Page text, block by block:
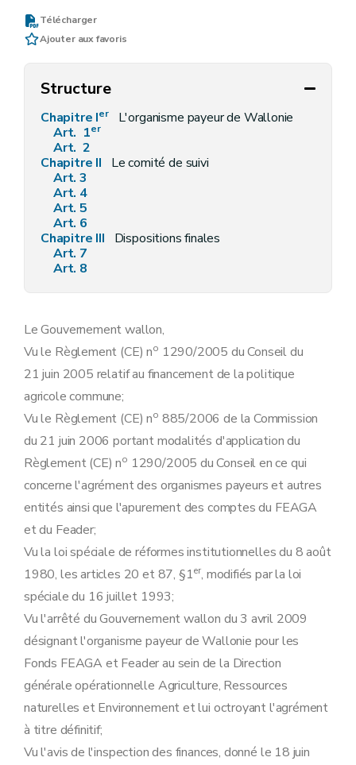
Télécharger
Ajouter aux favoris
Structure
Chapitre Ier
L'organisme payeur de Wallonie
Art. 1er
Art. 2
Chapitre II
Le comité de suivi
Art. 3
Art. 4
Art. 5
Art. 6
Chapitre III
Dispositions finales
Art. 7
Art. 8
Le Gouvernement wallon,
Vu le Règlement (CE) no 1290/2005 du Conseil du
21 juin 2005 relatif au financement de la politique
agricole commune;
Vu le Règlement (CE) no 885/2006 de la Commission
du 21 juin 2006 portant modalités d'application du
Règlement (CE) no 1290/2005 du Conseil en ce qui
concerne l'agrément des organismes payeurs et autres
entités ainsi que l'apurement des comptes du FEAGA
et du Feader;
Vu la loi spéciale de réformes institutionnelles du 8 août
1980, les articles 20 et 87, §1er, modifiés par la loi
spéciale du 16 juillet 1993;
Vu l'arrêté du Gouvernement wallon du 3 avril 2009
désignant l'organisme payeur de Wallonie pour les
Fonds FEAGA et Feader au sein de la Direction
générale opérationnelle Agriculture, Ressources
naturelles et Environnement et lui octroyant l'agrément
à titre définitif;
Vu l'avis de l'inspection des finances, donné le 18 juin